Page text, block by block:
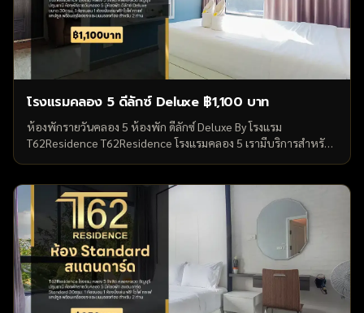
โรงแรมคลอง 5 ดีลักซ์ Deluxe ฿1,100 บาท
ห้องพักรายวันคลอง 5 ห้องพัก ดีลักซ์ Deluxe By โรงแรม
T62Residence T62Residence โรงแรมคลอง 5 เรามีบริการสำหรับ